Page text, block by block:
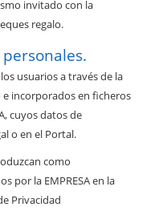
invitado con la
regalo.
usuarios a través de la
incorporados en ficheros
cuyos datos de
o en el Portal.
como
por la EMPRESA en la
Privacidad